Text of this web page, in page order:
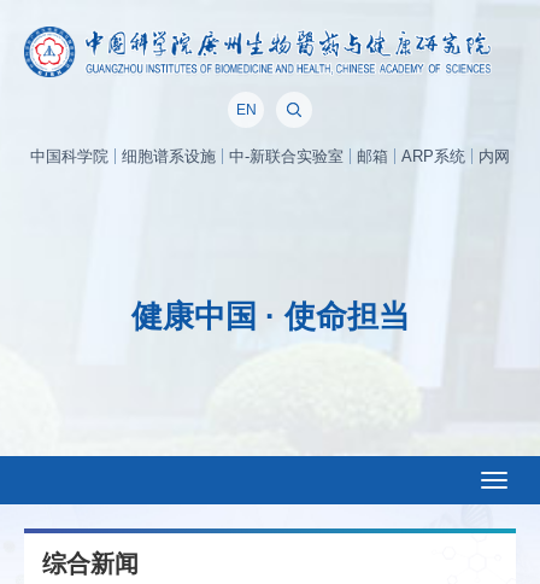
EN
中国科学院 细胞谱系设施 中-新联合实验室 邮箱 ARP系统 内网
健康中国 · 使命担当
综合新闻